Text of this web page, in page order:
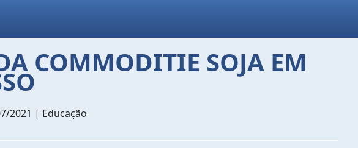
COMMODITIE SOJA EM
2021 | Educação